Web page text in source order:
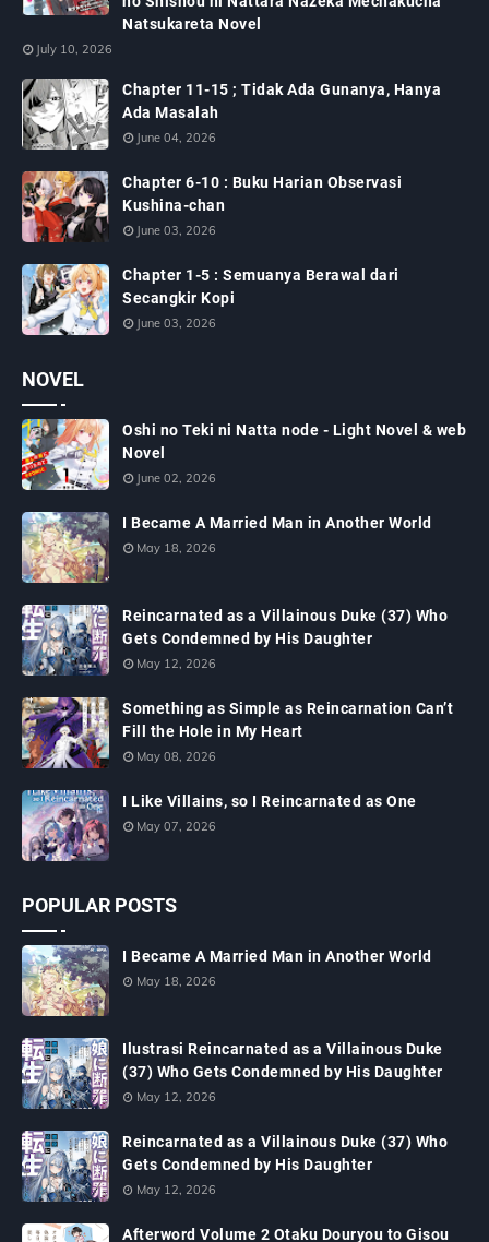
Natsukareta Novel
July 10, 2026
Chapter 11-15 ; Tidak Ada Gunanya, Hanya
Ada Masalah
June 04, 2026
Chapter 6-10 : Buku Harian Observasi
Kushina-chan
June 03, 2026
Chapter 1-5 : Semuanya Berawal dari
Secangkir Kopi
June 03, 2026
NOVEL
Oshi no Teki ni Natta node - Light Novel & web
Novel
June 02, 2026
I Became A Married Man in Another World
May 18, 2026
Reincarnated as a Villainous Duke (37) Who
Gets Condemned by His Daughter
May 12, 2026
Something as Simple as Reincarnation Can’t
Fill the Hole in My Heart
May 08, 2026
I Like Villains, so I Reincarnated as One
May 07, 2026
POPULAR POSTS
I Became A Married Man in Another World
May 18, 2026
Ilustrasi Reincarnated as a Villainous Duke
(37) Who Gets Condemned by His Daughter
May 12, 2026
Reincarnated as a Villainous Duke (37) Who
Gets Condemned by His Daughter
May 12, 2026
Afterword Volume 2 Otaku Douryou to Gisou